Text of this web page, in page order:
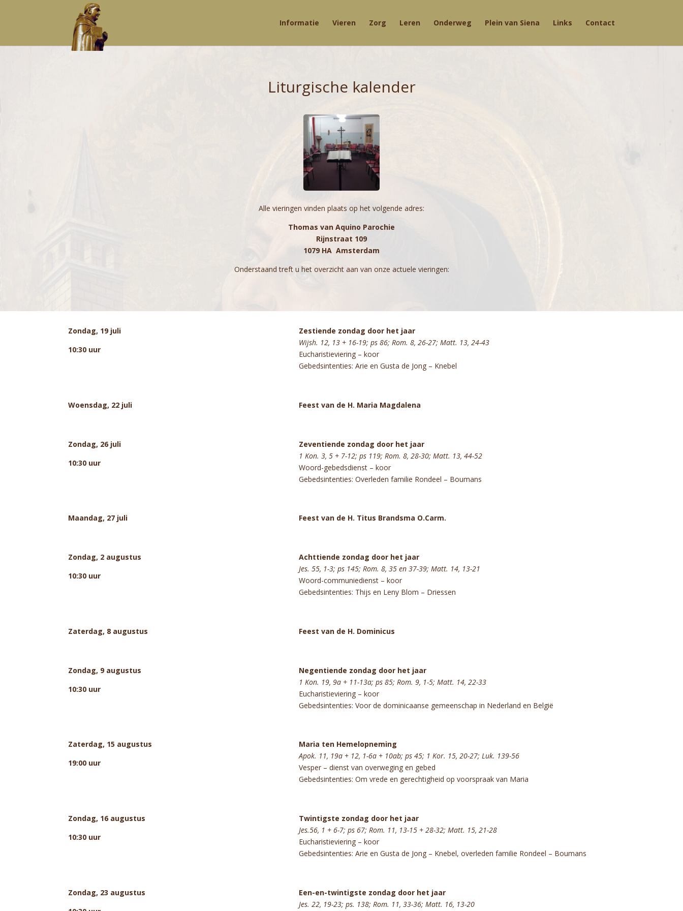
Informatie Vieren Zorg Leren Onderweg Plein van Siena Links Contact
Liturgische kalender
Alle vieringen vinden plaats op het volgende adres:
Thomas van Aquino Parochie
Rijnstraat 109
1079 HA Amsterdam
Onderstaand treft u het overzicht aan van onze actuele vieringen:
Zondag, 19 juli
10:30 uur
Zestiende zondag door het jaar
Wijsh. 12, 13 + 16-19; ps 86; Rom. 8, 26-27; Matt. 13, 24-43
Eucharistieviering – koor
Gebedsintenties: Arie en Gusta de Jong – Knebel
Woensdag, 22 juli Feest van de H. Maria Magdalena
Zondag, 26 juli
10:30 uur
Zeventiende zondag door het jaar
1 Kon. 3, 5 + 7-12; ps 119; Rom. 8, 28-30; Matt. 13, 44-52
Woord-gebedsdienst – koor
Gebedsintenties: Overleden familie Rondeel – Boumans
Maandag, 27 juli Feest van de H. Titus Brandsma O.Carm.
Zondag, 2 augustus
10:30 uur
Achttiende zondag door het jaar
Jes. 55, 1-3; ps 145; Rom. 8, 35 en 37-39; Matt. 14, 13-21
Woord-communiedienst – koor
Gebedsintenties: Thijs en Leny Blom – Driessen
Zaterdag, 8 augustus Feest van de H. Dominicus
Zondag, 9 augustus
10:30 uur
Negentiende zondag door het jaar
1 Kon. 19, 9a + 11-13a; ps 85; Rom. 9, 1-5; Matt. 14, 22-33
Eucharistieviering – koor
Gebedsintenties: Voor de dominicaanse gemeenschap in Nederland en België
Zaterdag, 15 augustus
19:00 uur
Maria ten Hemelopneming
Apok. 11, 19a + 12, 1-6a + 10ab; ps 45; 1 Kor. 15, 20-27; Luk. 139-56
Vesper – dienst van overweging en gebed
Gebedsintenties: Om vrede en gerechtigheid op voorspraak van Maria
Zondag, 16 augustus
10:30 uur
Twintigste zondag door het jaar
Jes.56, 1 + 6-7; ps 67; Rom. 11, 13-15 + 28-32; Matt. 15, 21-28
Eucharistieviering – koor
Gebedsintenties: Arie en Gusta de Jong – Knebel, overleden familie Rondeel – Boumans
Zondag, 23 augustus
Een-en-twintigste zondag door het jaar
Jes. 22, 19-23; ps. 138; Rom. 11, 33-36; Matt. 16, 13-20